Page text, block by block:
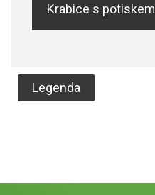
Krabice s potiskem
Legenda